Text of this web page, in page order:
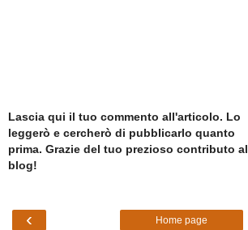
Lascia qui il tuo commento all'articolo. Lo
leggerò e cercherò di pubblicarlo quanto
prima. Grazie del tuo prezioso contributo al
blog!
‹ Home page